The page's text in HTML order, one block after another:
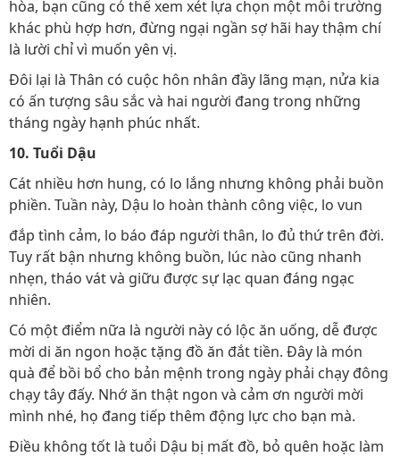
hòa, bạn cũng có thể xem xét lựa chọn một môi trường
khác phù hợp hơn, đừng ngại ngần sợ hãi hay thậm chí
là lười chỉ vì muốn yên vị.
Đôi lại là Thân có cuộc hôn nhân đầy lãng mạn, nửa kia
có ấn tượng sâu sắc và hai người đang trong những
tháng ngày hạnh phúc nhất.
10. Tuổi Dậu
Cát nhiều hơn hung, có lo lắng nhưng không phải buồn
phiền. Tuần này, Dậu lo hoàn thành công việc, lo vun
đắp tình cảm, lo báo đáp người thân, lo đủ thứ trên đời.
Tuy rất bận nhưng không buồn, lúc nào cũng nhanh
nhẹn, tháo vát và giữu được sự lạc quan đáng ngạc
nhiên.
Có một điểm nữa là người này có lộc ăn uống, dễ được
mời di ăn ngon hoặc tặng đồ ăn đắt tiền. Đây là món
quà để bồi bổ cho bản mệnh trong ngày phải chạy đông
chạy tây đấy. Nhớ ăn thật ngon và cảm ơn người mời
mình nhé, họ đang tiếp thêm động lực cho bạn mà.
Điều không tốt là tuổi Dậu bị mất đồ, bỏ quên hoặc làm